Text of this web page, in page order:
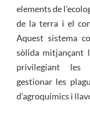
elements de
de la terra i el
Aquest sistema
sòlida mitjançant
privilegiant les
gestionar les
d’agroquímics i